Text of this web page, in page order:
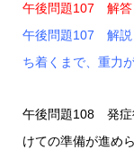
午後問題107 解
午後問題107 解説
ち着くまで、重力
午後問題108 発症
けての準備が進め